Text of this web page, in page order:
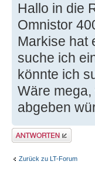
Hallo in die
Omnistor
Markise hat
suche ich
könnte ich
Wäre
abgeben
Antwort erstellen
Zurück zu LT-Forum